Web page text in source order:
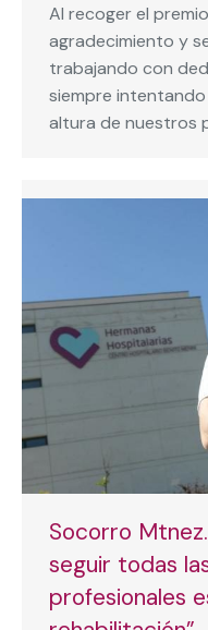
Al recoger el
agradecimiento y
trabajando con
siempre intentando
altura de nuestros
Socorro
seguir todas
profesionales